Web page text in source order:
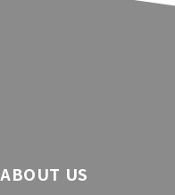
ABOUT US